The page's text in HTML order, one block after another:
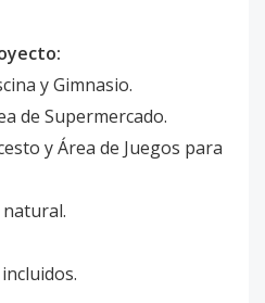
y Gimnasio.
de Supermercado.
y Área de Juegos para